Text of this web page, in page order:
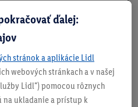
produktu
ďalej:
stránok a aplikácie Lidl
webových stránkach a v našej
Lidl") pomocou rôznych
ukladanie a prístup k